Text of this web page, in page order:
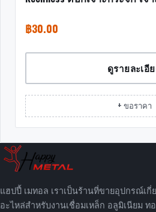
฿30.00
ดูรายละเอี
+ ขอราคา
แฮปปี้ เมทอล เราเป็นร้านที่ขายอุปกรณ์เกี่
อะไหล่สำหรับงานเชื่อมเหล็ก อลูมิเนียม ท